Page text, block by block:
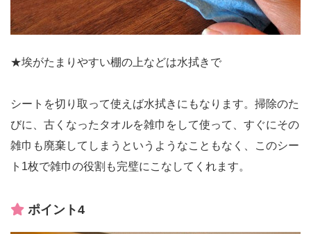
★埃がたまりやすい棚の上などは水拭きで
シートを切り取って使えば水拭きにもなります。掃除のた
びに、古くなったタオルを雑巾をして使って、すぐにその
雑巾も廃棄してしまうというようなこともなく、このシー
ト1枚で雑巾の役割も完璧にこなしてくれます。
ポイント4